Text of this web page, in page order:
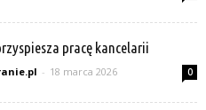
pracę kancelarii
- 18 marca 2026 0